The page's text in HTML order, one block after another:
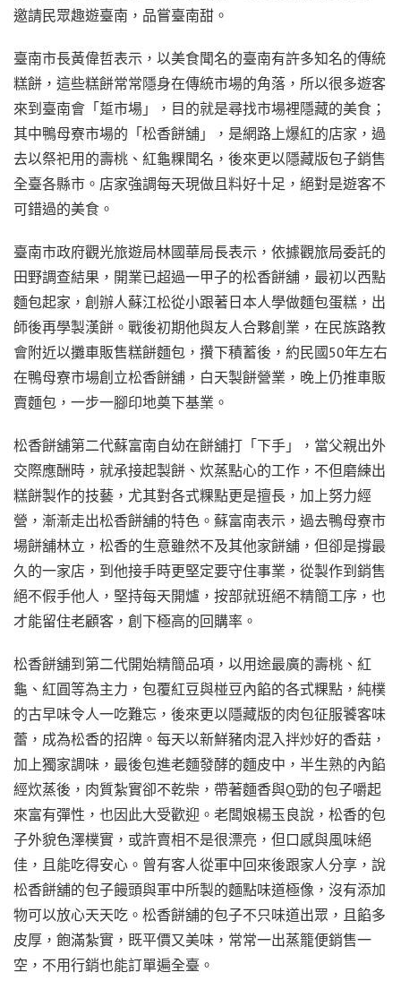
邀請民眾趣遊臺南，品嘗臺南甜。
臺南市長黃偉哲表示，以美食聞名的臺南有許多知名的傳統
糕餅，這些糕餅常常隱身在傳統市場的角落，所以很多遊客
來到臺南會「踅市場」，目的就是尋找市場裡隱藏的美食；
其中鴨母寮市場的「松香餅舖」，是網路上爆紅的店家，過
去以祭祀用的壽桃、紅龜粿聞名，後來更以隱藏版包子銷售
全臺各縣市。店家強調每天現做且料好十足，絕對是遊客不
可錯過的美食。
臺南市政府觀光旅遊局林國華局長表示，依據觀旅局委託的
田野調查結果，開業已超過一甲子的松香餅舖，最初以西點
麵包起家，創辦人蘇江松從小跟著日本人學做麵包蛋糕，出
師後再學製漢餅。戰後初期他與友人合夥創業，在民族路教
會附近以攤車販售糕餅麵包，攢下積蓄後，約民國50年左右
在鴨母寮市場創立松香餅舖，白天製餅營業，晚上仍推車販
賣麵包，一步一腳印地奠下基業。
松香餅舖第二代蘇富南自幼在餅舖打「下手」，當父親出外
交際應酬時，就承接起製餅、炊蒸點心的工作，不但磨練出
糕餅製作的技藝，尤其對各式粿點更是擅長，加上努力經
營，漸漸走出松香餅舖的特色。蘇富南表示，過去鴨母寮市
場餅舖林立，松香的生意雖然不及其他家餅舖，但卻是撐最
久的一家店，到他接手時更堅定要守住事業，從製作到銷售
絕不假手他人，堅持每天開爐，按部就班絕不精簡工序，也
才能留住老顧客，創下極高的回購率。
松香餅舖到第二代開始精簡品項，以用途最廣的壽桃、紅
龜、紅圓等為主力，包覆紅豆與椪豆內餡的各式粿點，純樸
的古早味令人一吃難忘，後來更以隱藏版的肉包征服饕客味
蕾，成為松香的招牌。每天以新鮮豬肉混入拌炒好的香菇，
加上獨家調味，最後包進老麵發酵的麵皮中，半生熟的內餡
經炊蒸後，肉質紮實卻不乾柴，帶著麵香與Q勁的包子嚼起
來富有彈性，也因此大受歡迎。老闆娘楊玉良說，松香的包
子外貌色澤樸實，或許賣相不是很漂亮，但口感與風味絕
佳，且能吃得安心。曾有客人從軍中回來後跟家人分享，說
松香餅舖的包子饅頭與軍中所製的麵點味道極像，沒有添加
物可以放心天天吃。松香餅舖的包子不只味道出眾，且餡多
皮厚，飽滿紮實，既平價又美味，常常一出蒸籠便銷售一
空，不用行銷也能訂單遍全臺。